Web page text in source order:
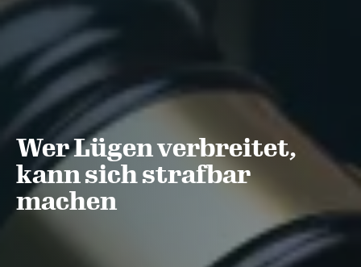
Wer Lügen verbreitet,
kann sich strafbar
machen